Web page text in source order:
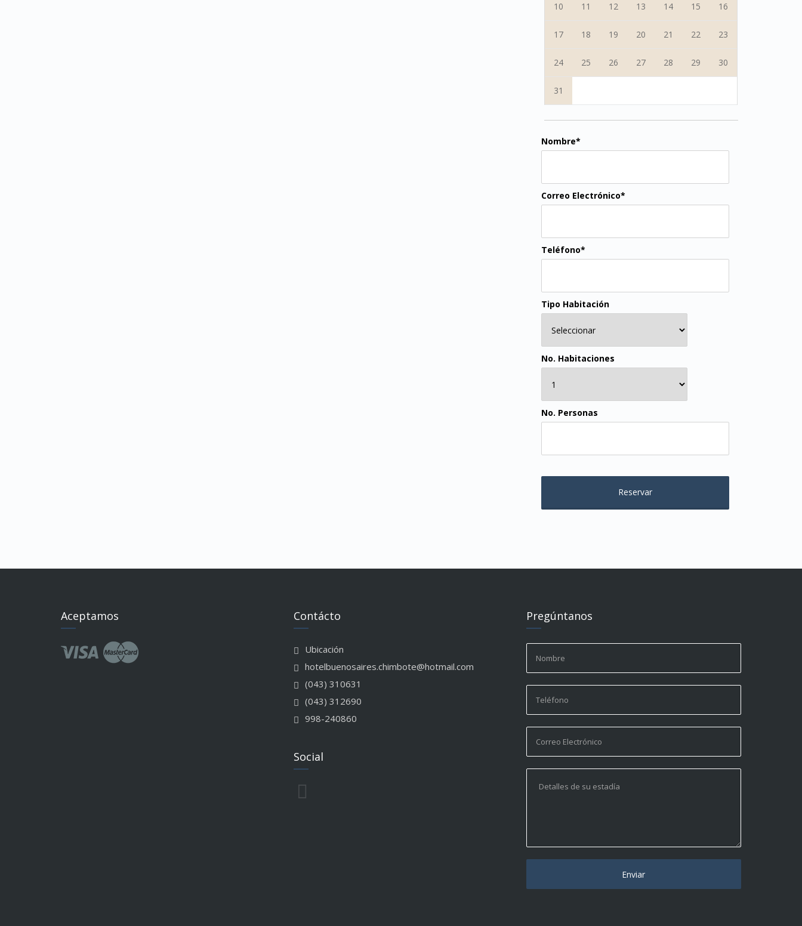
10 11 12 13 14 15 16
17 18 19 20 21 22 23
24 25 26 27 28 29 30
31
Nombre*
Correo Electrónico*
Teléfono*
Tipo Habitación
No. Habitaciones
No. Personas
Aceptamos Contácto
Ubicación
hotelbuenosaires.chimbote@hotmail.com
(043) 310631
(043) 312690
998-240860
Social
Pregúntanos